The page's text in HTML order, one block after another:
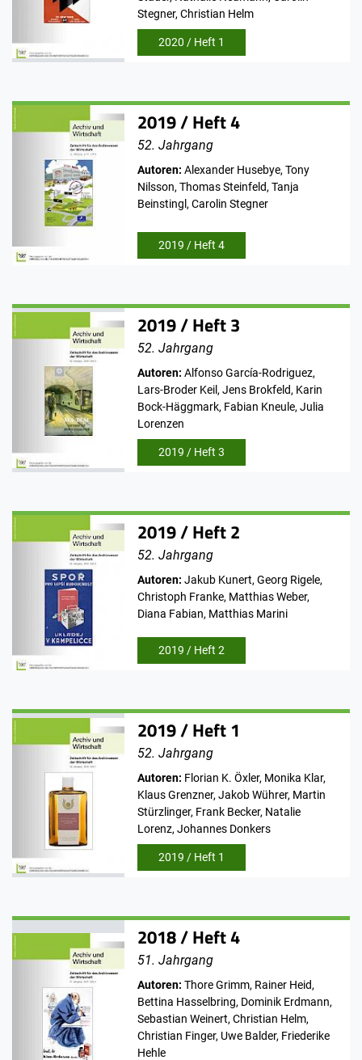
Stegner, Christian Helm
2020 / Heft 1
2019 / Heft 4
52. Jahrgang
Autoren: Alexander Husebye, Tony
Nilsson, Thomas Steinfeld, Tanja
Beinstingl, Carolin Stegner
2019 / Heft 4
2019 / Heft 3
52. Jahrgang
Autoren: Alfonso García-Rodriguez,
Lars-Broder Keil, Jens Brokfeld, Karin
Bock-Häggmark, Fabian Kneule, Julia
Lorenzen
2019 / Heft 3
2019 / Heft 2
52. Jahrgang
Autoren: Jakub Kunert, Georg Rigele,
Christoph Franke, Matthias Weber,
Diana Fabian, Matthias Marini
2019 / Heft 2
2019 / Heft 1
52. Jahrgang
Autoren: Florian K. Öxler, Monika Klar,
Klaus Grenzner, Jakob Wührer, Martin
Stürzlinger, Frank Becker, Natalie
Lorenz, Johannes Donkers
2019 / Heft 1
2018 / Heft 4
51. Jahrgang
Autoren: Thore Grimm, Rainer Heid,
Bettina Hasselbring, Dominik Erdmann,
Sebastian Weinert, Christian Helm,
Christian Finger, Uwe Balder, Friederike
Hehle